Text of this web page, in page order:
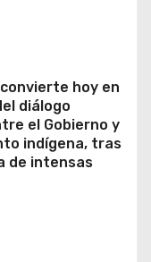
hoy en
diálogo
el Gobierno y
indígena, tras
de intensas